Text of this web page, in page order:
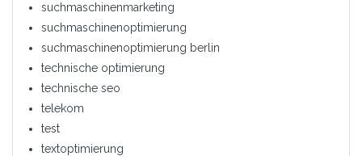
suchmaschinenmarketing
suchmaschinenoptimierung
suchmaschinenoptimierung berlin
technische optimierung
technische seo
telekom
test
textoptimierung